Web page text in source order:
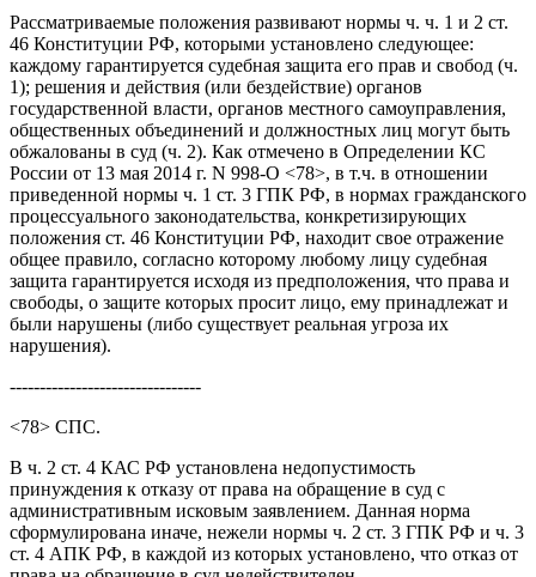
Рассматриваемые положения развивают нормы ч. ч. 1 и 2 ст.
46 Конституции РФ, которыми установлено следующее:
каждому гарантируется судебная защита его прав и свобод (ч.
1); решения и действия (или бездействие) органов
государственной власти, органов местного самоуправления,
общественных объединений и должностных лиц могут быть
обжалованы в суд (ч. 2). Как отмечено в Определении КС
России от 13 мая 2014 г. N 998-О <78>, в т.ч. в отношении
приведенной нормы ч. 1 ст. 3 ГПК РФ, в нормах гражданского
процессуального законодательства, конкретизирующих
положения ст. 46 Конституции РФ, находит свое отражение
общее правило, согласно которому любому лицу судебная
защита гарантируется исходя из предположения, что права и
свободы, о защите которых просит лицо, ему принадлежат и
были нарушены (либо существует реальная угроза их
нарушения).
--------------------------------
<78> СПС.
В ч. 2 ст. 4 КАС РФ установлена недопустимость
принуждения к отказу от права на обращение в суд с
административным исковым заявлением. Данная норма
сформулирована иначе, нежели нормы ч. 2 ст. 3 ГПК РФ и ч. 3
ст. 4 АПК РФ, в каждой из которых установлено, что отказ от